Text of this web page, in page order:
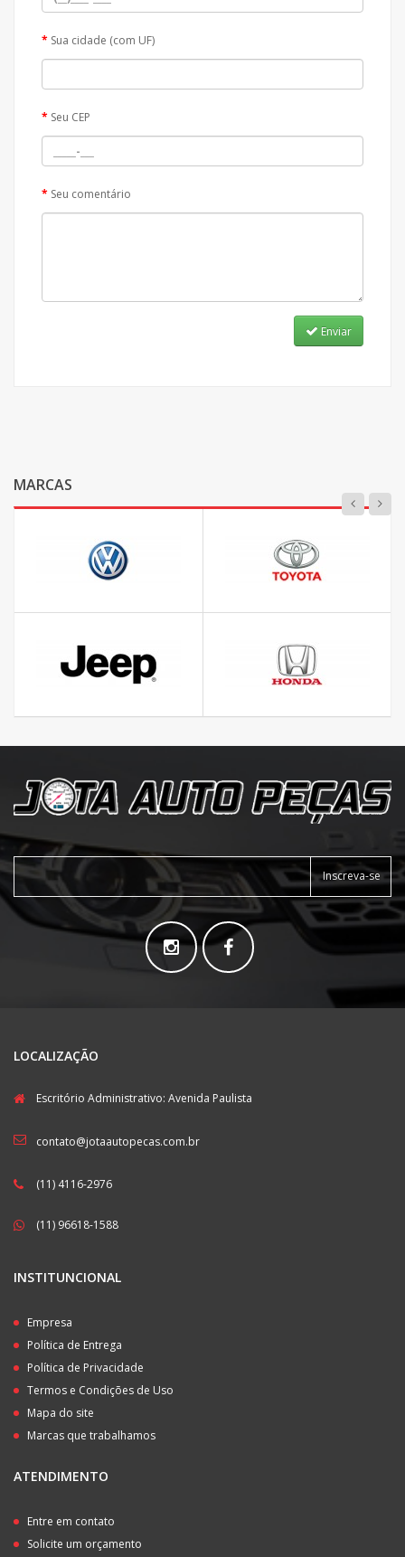
Sua cidade (com UF)
Seu CEP
Seu comentário
Enviar
MARCAS
Inscreva-se
LOCALIZAÇÃO
Escritório Administrativo: Avenida Paulista
contato@jotaautopecas.com.br
(11) 4116-2976
(11) 96618-1588
INSTITUNCIONAL
Empresa
Política de Entrega
Política de Privacidade
Termos e Condições de Uso
Mapa do site
Marcas que trabalhamos
ATENDIMENTO
Entre em contato
Solicite um orçamento